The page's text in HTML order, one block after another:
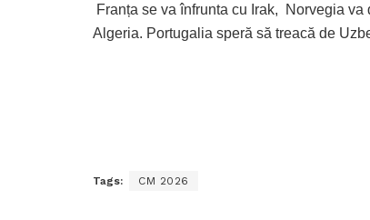
Franța se va înfrunta cu Irak, Norvegia
Algeria. Portugalia speră să treacă de
Tags: CM 2026